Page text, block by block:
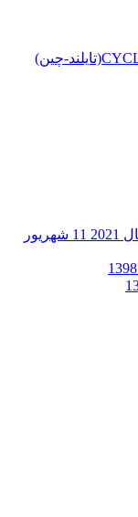
11 شهریور